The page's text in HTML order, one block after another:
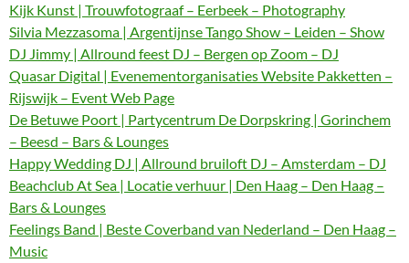
Kijk Kunst | Trouwfotograaf – Eerbeek – Photography
Silvia Mezzasoma | Argentijnse Tango Show – Leiden – Show
DJ Jimmy | Allround feest DJ – Bergen op Zoom – DJ
Quasar Digital | Evenementorganisaties Website Pakketten –
Rijswijk – Event Web Page
De Betuwe Poort | Partycentrum De Dorpskring | Gorinchem
– Beesd – Bars & Lounges
Happy Wedding DJ | Allround bruiloft DJ – Amsterdam – DJ
Beachclub At Sea | Locatie verhuur | Den Haag – Den Haag –
Bars & Lounges
Feelings Band | Beste Coverband van Nederland – Den Haag –
Music